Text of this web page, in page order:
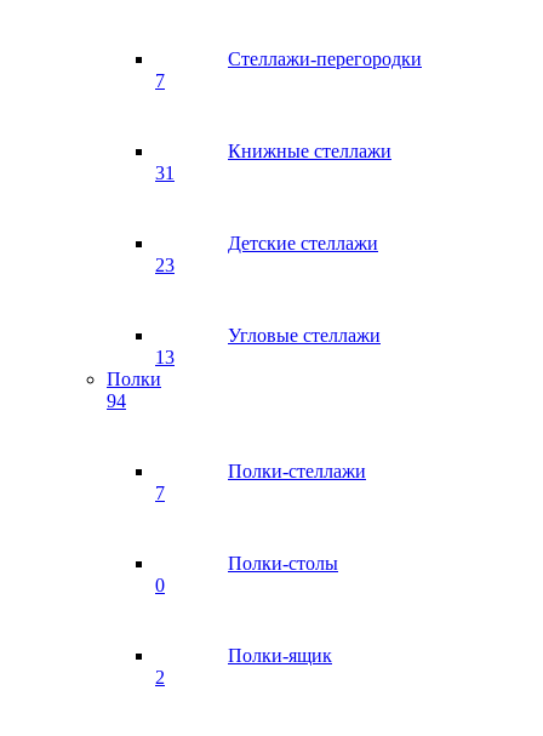
Стеллажи-перегородки
7
Книжные стеллажи
31
Детские стеллажи
23
Угловые стеллажи
13
Полки
94
Полки-стеллажи
7
Полки-столы
0
Полки-ящик
2